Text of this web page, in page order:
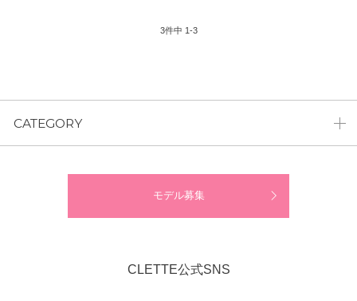
3件中 1-3
CATEGORY
モデル募集
CLETTE公式SNS